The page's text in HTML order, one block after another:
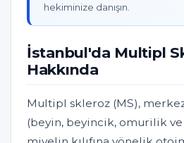
hekiminize danışın.
İstanbul'da Multipl
Hakkında
Multipl skleroz (MS),
(beyin, beyincik, omurilik